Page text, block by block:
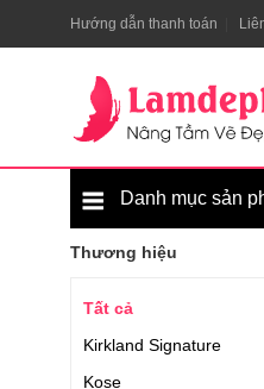
Hướng dẫn thanh toán
Danh mục sản
Thương hiệu
Tất cả
Kirkland Signature
Kose